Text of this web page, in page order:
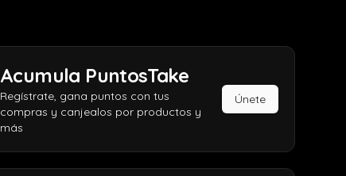
Acumula PuntosTake
Regístrate, gana puntos con tus
compras y canjealos por productos y
más
Únete